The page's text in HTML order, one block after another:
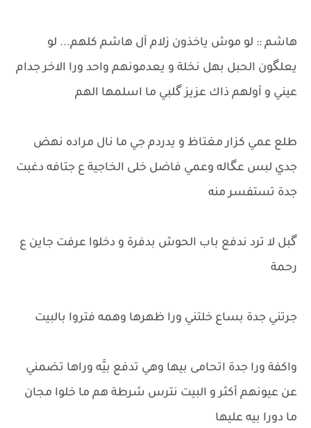
هاشم :: لو موش ياخذون زلام آل هاشم كلهم... لو
يعلگون الحبل بهل نخلة و يعدمونهم واحد ورا الاخر جدام
عيني و أولهم ذاك عزيز گلبي ما اسلمها الهم
طلع عمي كزار مغتاظ و يدردم جي ما نال مراده نهض
جدي لبس عگاله وعمي فاضل خلى الخاجية ع جتافه دغبت
جدة تستفسر منه
گبل لا ترد ندفع باب الحوش بدفرة و دخلوا عرفت جاين ع
رحمة
جرتني جدة بساع خلتني ورا ظهرها وهمه فتروا بالبيت
واكفة ورا جدة اتحامى بيها وهي تدفع بيَّه وراها تضمني
عن عيونهم أكثر و البيت نترس شرطة هم ما خلوا مجان
ما دورا بيه عليها